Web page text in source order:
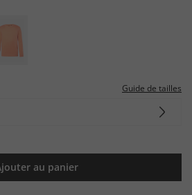
Guide de tailles
au panier